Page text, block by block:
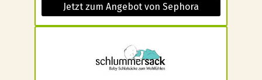
Jetzt zum Angebot von Sephora